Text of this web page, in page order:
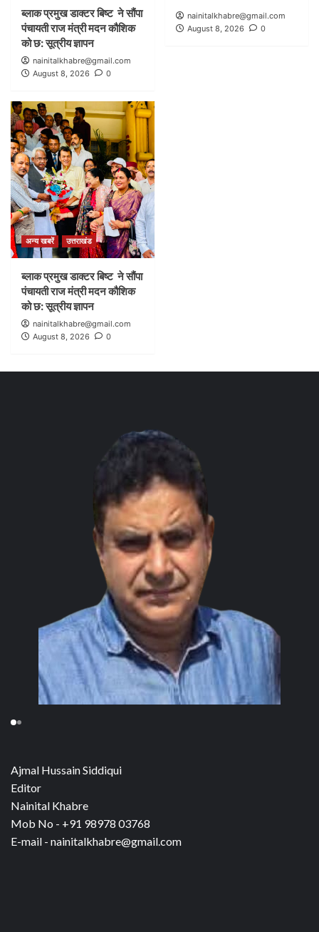
ब्लाक प्रमुख डाक्टर बिष्ट ने सौंपा
पंचायती राज मंत्री मदन कौशिक
को छ: सूत्रीय ज्ञापन
nainitalkhabre@gmail.com
August 8, 2026
0
nainitalkhabre@gmail.com
August 8, 2026
0
अन्य खबरें उत्तराखंड
ब्लाक प्रमुख डाक्टर बिष्ट ने सौंपा
पंचायती राज मंत्री मदन कौशिक
को छ: सूत्रीय ज्ञापन
nainitalkhabre@gmail.com
August 8, 2026
0
Ajmal Hussain Siddiqui
Editor
Nainital Khabre
Mob No - +91 98978 03768
E-mail - nainitalkhabre@gmail.com